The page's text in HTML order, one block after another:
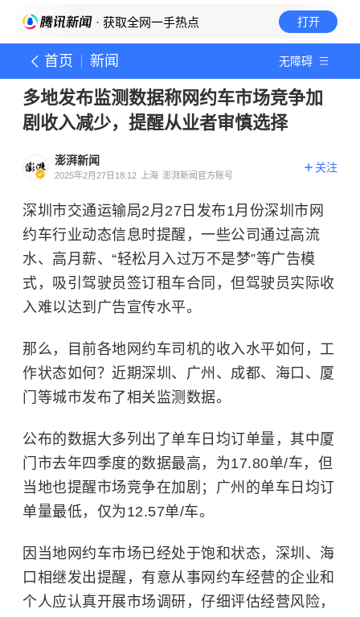
· 获取全网一手热点 打开
首页 新闻 无障碍
多地发布监测数据称网约车市场竞争加
剧收入减少，提醒从业者审慎选择
澎湃新闻
2025年2月27日18:12 上海 澎湃新闻官方账号
关注
深圳市交通运输局2月27日发布1月份深圳市网
约车行业动态信息时提醒，一些公司通过高流
水、高月薪、“轻松月入过万不是梦”等广告模
式，吸引驾驶员签订租车合同，但驾驶员实际收
入难以达到广告宣传水平。
那么，目前各地网约车司机的收入水平如何，工
作状态如何？近期深圳、广州、成都、海口、厦
门等城市发布了相关监测数据。
公布的数据大多列出了单车日均订单量，其中厦
门市去年四季度的数据最高，为17.80单/车，但
当地也提醒市场竞争在加剧；广州的单车日均订
单量最低，仅为12.57单/车。
因当地网约车市场已经处于饱和状态，深圳、海
口相继发出提醒，有意从事网约车经营的企业和
个人应认真开展市场调研，仔细评估经营风险，